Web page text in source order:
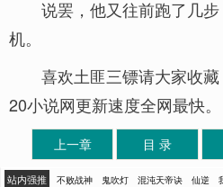
说罢，他又往前跑了几
机。
喜欢土匪三镖请大家收
20小说网更新速度全网最快。
上一章 目 录
站内强推 不败战神 鬼吹灯 混沌天帝诀 仙逆